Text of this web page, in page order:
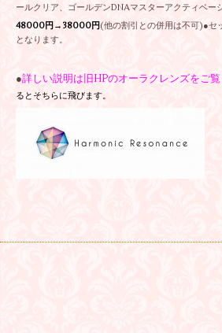
ールクリア、ゴールデンDNAマスターアクティベー
48000円→38000円(他の割引との併用は不可)●セ
となります。
●詳しい説明は旧HPのオーラクレンズをご
るとそちらに飛びます。